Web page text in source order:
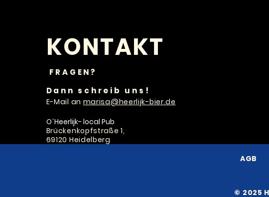
KONTAKT
FRAGEN?
E-Mail an marisa@heerlijk-bier.de
​O´Heerlijk- local Pub
Brückenkopfstraße 1,
69120 Heidelberg
Dann schreib uns!
AGB
© 2025